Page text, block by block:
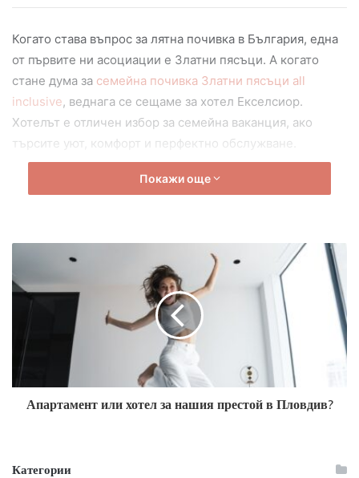
Когато става въпрос за лятна почивка в България, една
от първите ни асоциации е Златни пясъци. А когато
стане дума за семейна почивка Златни пясъци all
inclusive, веднага се сещаме за хотел Екселсиор.
Хотелът е отличен избор за семейна ваканция, ако
търсите уют, комфорт и перфектно обслужване.
В близост до центъра и плажа
Златни пясъци, ще ви делят само 300 м от центъра и
плажа. Съчетавайки модерен дизайн и комфорт,
хотелът предлага на своите гости широка гама от
удобства и услуги.
Шест опции за настаняване
Стаите са просторни и стилно обзаведени, създавайки
оборудвани с телевизор с плосък екран, климатик,
Покажи още
Апартамент или хотел за нашия престой в Пловдив?
Категории